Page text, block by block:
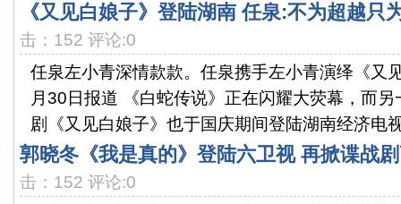
《又见白娘子》登陆湖南 任泉:不为超越只
击：152 评论:0
任泉左小青深情款款。任泉携手左小青演绎《又
月30日报道 《白蛇传说》正在闪耀大荧幕，而
剧《又见白娘子》也于国庆期间登陆湖南经济电
郭晓冬《我是真的》登陆六卫视 再掀谍战
击：152 评论:0